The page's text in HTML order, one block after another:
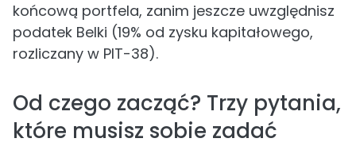
końcową portfela, zanim jeszcze uwzględnisz
podatek Belki (19% od zysku kapitałowego,
rozliczany w PIT-38).
Od czego zacząć? Trzy pytania,
które musisz sobie zadać